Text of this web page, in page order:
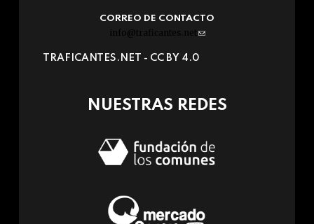
CORREO DE CONTACTO
info@traficantes.net (link
e-
TRAFICANTES.NET - CC BY 4.0
NUESTRAS REDES